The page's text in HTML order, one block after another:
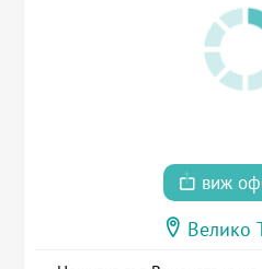
виж
Велико